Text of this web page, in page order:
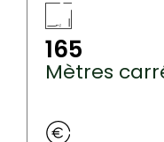
165
Mètres